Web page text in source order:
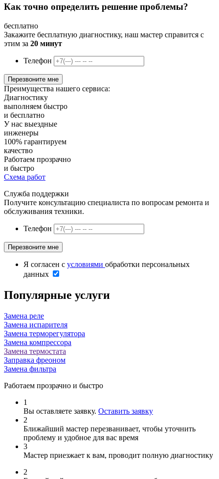
Как точно определить решение проблемы?
бесплатно
Закажите бесплатную диагностику, наш мастер справится с
этим за 20 минут
Телефон
Преимущества нашего сервиса:
Диагностику
выполняем быстро
и бесплатно
У нас выездные
инженеры
100% гарантируем
качество
Работаем прозрачно
и быстро
Схема работ
Служба поддержки
Получите консультацию специалиста по вопросам ремонта и
обслуживания техники.
Телефон
Я согласен с условиями обработки персональных
данных
Популярные услуги
Замена реле
Замена испарителя
Замена терморегулятора
Замена компрессора
Замена термостата
Заправка фреоном
Замена фильтра
Работаем прозрачно и быстро
1
Вы оставляете заявку. Оставить заявку
2
Ближайший мастер перезванивает, чтобы уточнить
проблему и удобное для вас время
3
Мастер приезжает к вам, проводит полную диагностику
2